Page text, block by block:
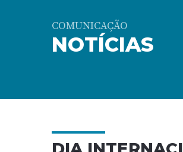
COMUNICAÇÃO
NOTÍCIAS